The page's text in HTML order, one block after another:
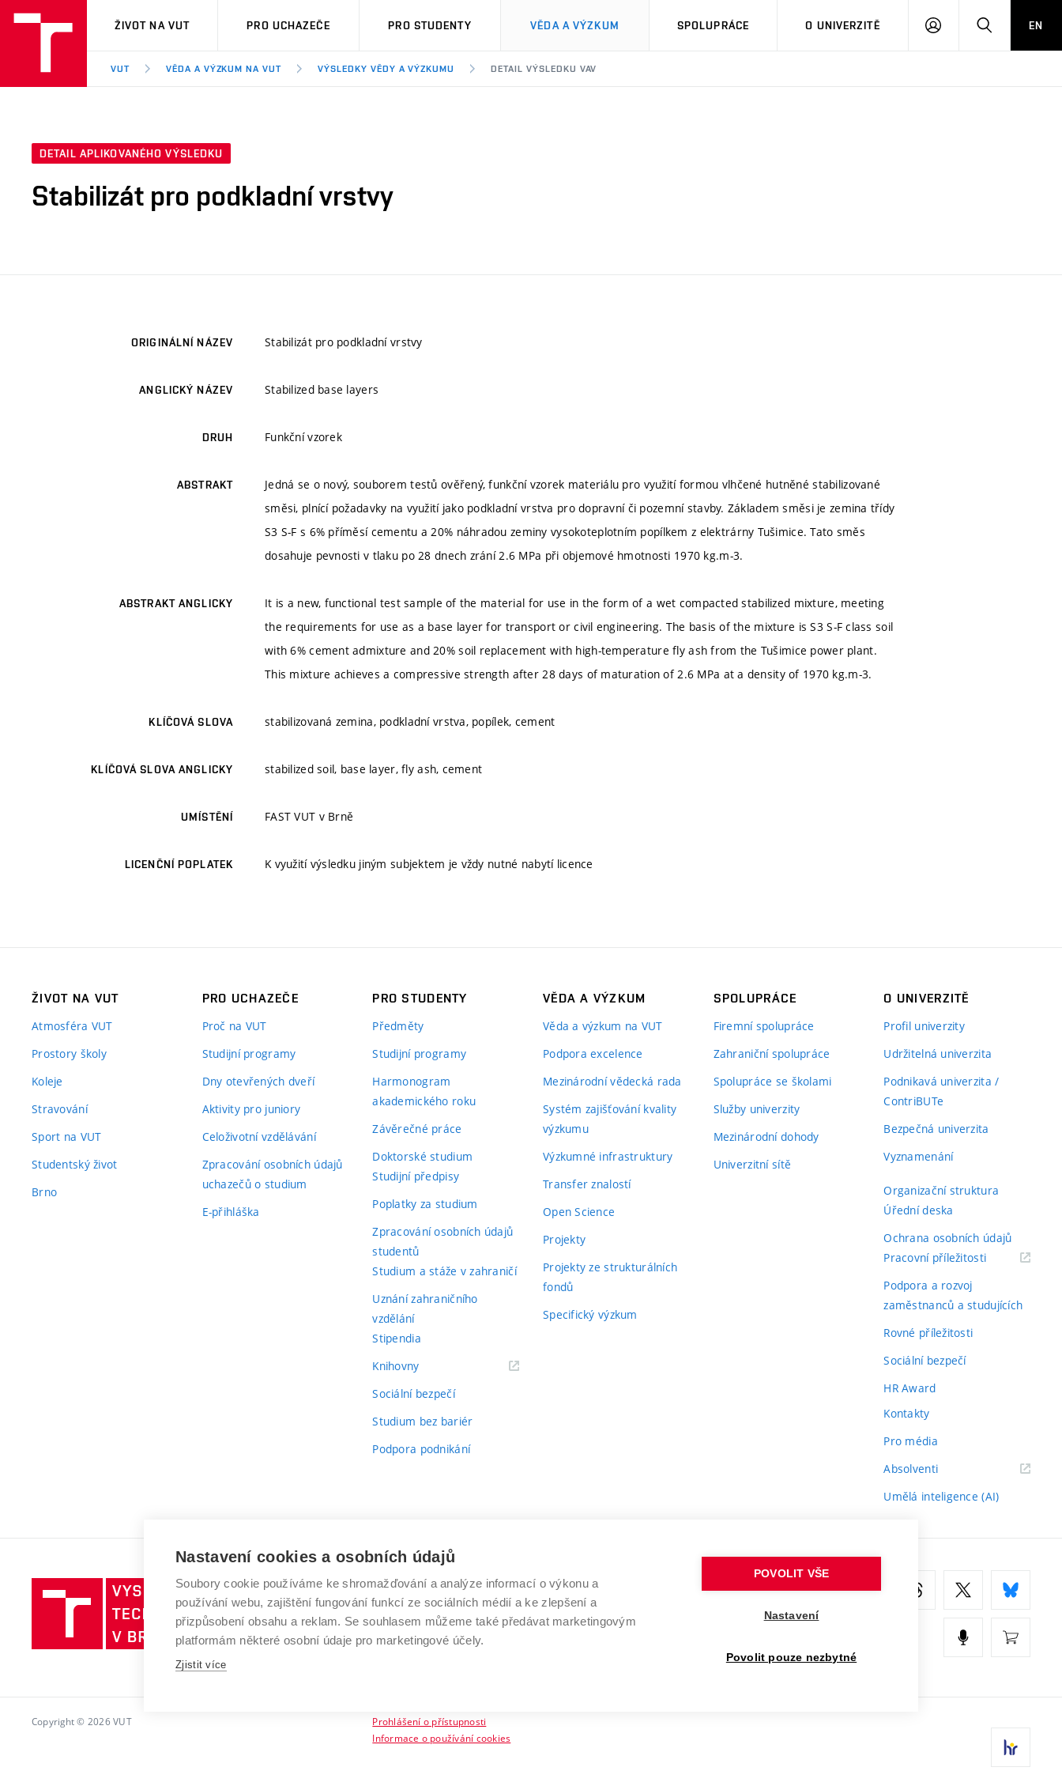
VUT
ŽIVOT NA VUT PRO UCHAZEČE PRO STUDENTY VĚDA A VÝZKUM SPOLUPRÁCE O UNIVERZITĚ
PŘIHLÁSIT HLEDATEN
VUT VĚDA A VÝZKUM NA VUT VÝSLEDKY VĚDY A VÝZKUMU DETAIL VÝSLEDKU VAV
DETAIL APLIKOVANÉHO VÝSLEDKU
Stabilizát pro podkladní vrstvy
ORIGINÁLNÍ NÁZEV Stabilizát pro podkladní vrstvy
ANGLICKÝ NÁZEV Stabilized base layers
DRUH Funkční vzorek
ABSTRAKT
Jedná se o nový, souborem testů ověřený, funkční vzorek materiálu pro využití formou vlhčené hutněné stabilizované
směsi, plnící požadavky na využití jako podkladní vrstva pro dopravní či pozemní stavby. Základem směsi je zemina třídy
S3 S-F s 6% příměsí cementu a 20% náhradou zeminy vysokoteplotním popílkem z elektrárny Tušimice. Tato směs
dosahuje pevnosti v tlaku po 28 dnech zrání 2.6 MPa při objemové hmotnosti 1970 kg.m-3.
ABSTRAKT ANGLICKY
It is a new, functional test sample of the material for use in the form of a wet compacted stabilized mixture, meeting
the requirements for use as a base layer for transport or civil engineering. The basis of the mixture is S3 S-F class soil
with 6% cement admixture and 20% soil replacement with high-temperature fly ash from the Tušimice power plant.
This mixture achieves a compressive strength after 28 days of maturation of 2.6 MPa at a density of 1970 kg.m-3.
KLÍČOVÁ SLOVA stabilizovaná zemina, podkladní vrstva, popílek, cement
KLÍČOVÁ SLOVA ANGLICKY stabilized soil, base layer, fly ash, cement
UMÍSTĚNÍ FAST VUT v Brně
LICENČNÍ POPLATEK K využití výsledku jiným subjektem je vždy nutné nabytí licence
ŽIVOT NA VUT
Atmosféra VUT
Prostory školy
Koleje
Stravování
Sport na VUT
Studentský život
Brno
PRO UCHAZEČE
Proč na VUT
Studijní programy
Dny otevřených dveří
Aktivity pro juniory
Celoživotní vzdělávání
Zpracování osobních údajů
uchazečů o studium
E-přihláška
PRO STUDENTY
Předměty
Studijní programy
Harmonogram
akademického roku
Závěrečné práce
Doktorské studium
Studijní předpisy
Poplatky za studium
Zpracování osobních údajů
studentů
Studium a stáže v zahraničí
Uznání zahraničního
vzdělání
Stipendia
Knihovny(externí
Sociální bezpečí
Studium bez bariér
Podpora podnikání
VĚDA A VÝZKUM
Věda a výzkum na VUT
Podpora excelence
Mezinárodní vědecká rada
Systém zajišťování kvality
výzkumu
Výzkumné infrastruktury
Transfer znalostí
Open Science
Projekty
Projekty ze strukturálních
fondů
Specifický výzkum
SPOLUPRÁCE
Firemní spolupráce
Zahraniční spolupráce
Spolupráce se školami
Služby univerzity
Mezinárodní dohody
Univerzitní sítě
O UNIVERZITĚ
Profil univerzity
Udržitelná univerzita
Podnikavá univerzita /
ContriBUTe
Bezpečná univerzita
Vyznamenání
Organizační struktura
Úřední deska
Ochrana osobních údajů
Pracovní příležitosti(externí
Podpora a rozvoj
zaměstnanců a studujících
Rovné příležitosti
Sociální bezpečí
HR Award
Kontakty
Pro média
Absolventi(externí
Umělá inteligence (AI)
Vysoké
učení
technické
v
VYSOKÉ UČENÍ TECHNICKÉ V BRNĚ
Antonínská 548/1
602 00 Brno
www.vut.cz
Copyright © 2026 VUT
Prohlášení o přístupnosti
Informace o používání cookies
Nastavení cookies a osobních údajů
Soubory cookie používáme ke shromažďování a analýze informací o výkonu a
používání webu, zajištění fungování funkcí ze sociálních médií a ke zlepšení a
přizpůsobení obsahu a reklam. Se souhlasem můžeme také předávat marketingovým
platformám některé osobní údaje pro marketingové účely.
Zjistit více
POVOLIT VŠE
Nastavení
Povolit pouze nezbytné